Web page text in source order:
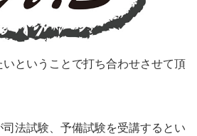
ということで打ち合わせさせて頂
法試験、予備試験を受講するとい